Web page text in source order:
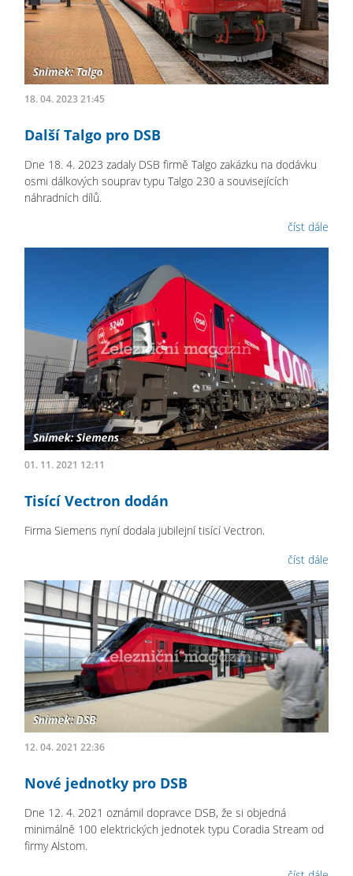
18. 04. 2023 21:45
Další Talgo pro DSB
Dne 18. 4. 2023 zadaly DSB firmě Talgo zakázku na dodávku
osmi dálkových souprav typu Talgo 230 a souvisejících
náhradních dílů.
číst dále
01. 11. 2021 12:11
Tisící Vectron dodán
Firma Siemens nyní dodala jubilejní tisící Vectron.
číst dále
12. 04. 2021 22:36
Nové jednotky pro DSB
Dne 12. 4. 2021 oznámil dopravce DSB, že si objedná
minimálně 100 elektrických jednotek typu Coradia Stream od
firmy Alstom.